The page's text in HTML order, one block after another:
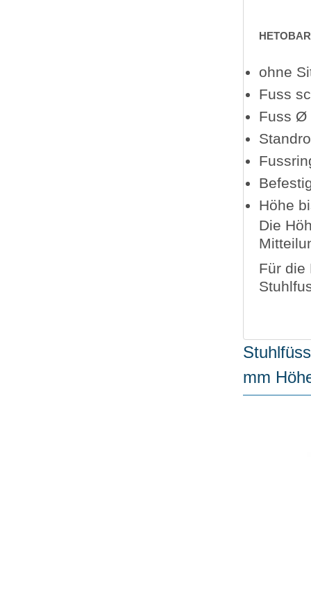
ohne
Fuss
Fuss Ø
Höhe
Die
Für die
mm